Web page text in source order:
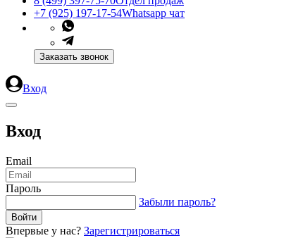
+7 (925) 197-17-54Whatsapp чат
Заказать звонок
Вход
Вход
Email
Пароль
Забыли пароль?
Впервые у нас? Зарегистрироваться